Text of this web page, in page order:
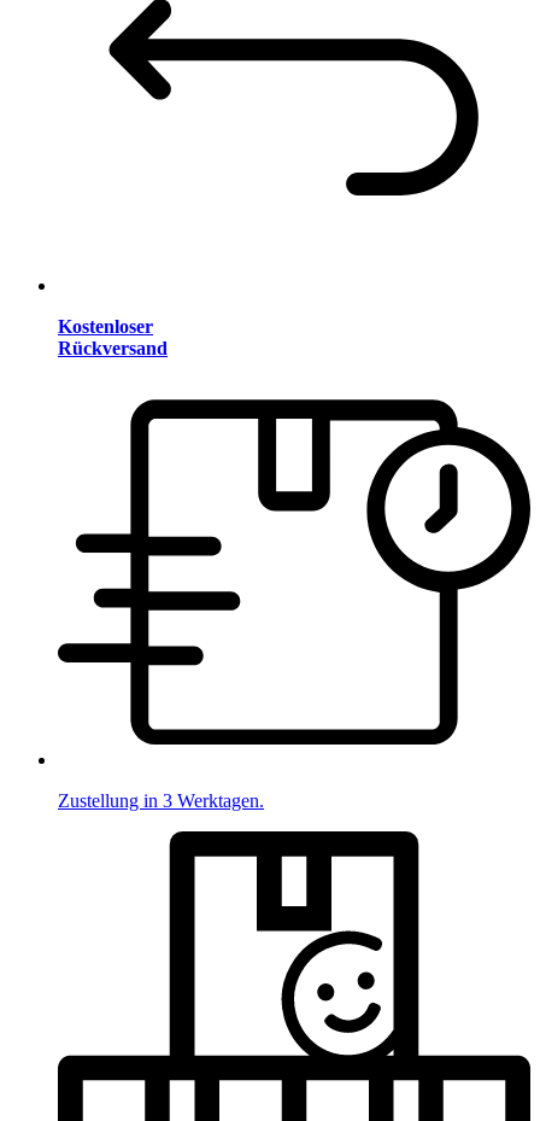
Kostenloser
Rückversand
Zustellung in 3 Werktagen.